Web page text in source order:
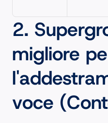
2.
migliore
voce